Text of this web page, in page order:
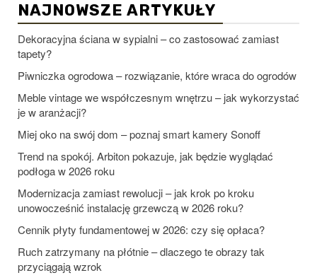
NAJNOWSZE ARTYKUŁY
Dekoracyjna ściana w sypialni – co zastosować zamiast
tapety?
Piwniczka ogrodowa – rozwiązanie, które wraca do ogrodów
Meble vintage we współczesnym wnętrzu – jak wykorzystać
je w aranżacji?
Miej oko na swój dom – poznaj smart kamery Sonoff
Trend na spokój. Arbiton pokazuje, jak będzie wyglądać
podłoga w 2026 roku
Modernizacja zamiast rewolucji – jak krok po kroku
unowocześnić instalację grzewczą w 2026 roku?
Cennik płyty fundamentowej w 2026: czy się opłaca?
Ruch zatrzymany na płótnie – dlaczego te obrazy tak
przyciągają wzrok